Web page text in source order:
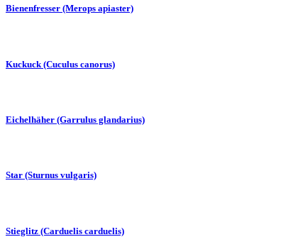
Bienenfresser (Merops apiaster)
Kuckuck (Cuculus canorus)
Eichelhäher (Garrulus glandarius)
Star (Sturnus vulgaris)
Stieglitz (Carduelis carduelis)